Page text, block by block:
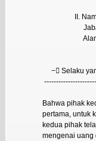
II.
− Selaku
Bahwa pihak
pertama, untuk
kedua pihak
mengenai uang